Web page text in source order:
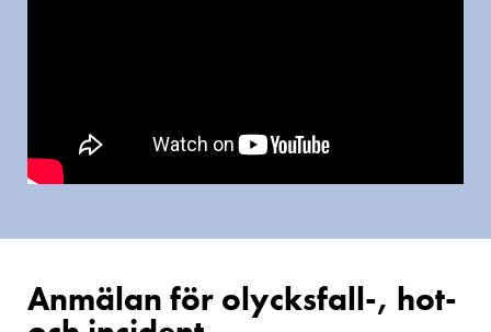
Anmälan för olycksfall-, hot-